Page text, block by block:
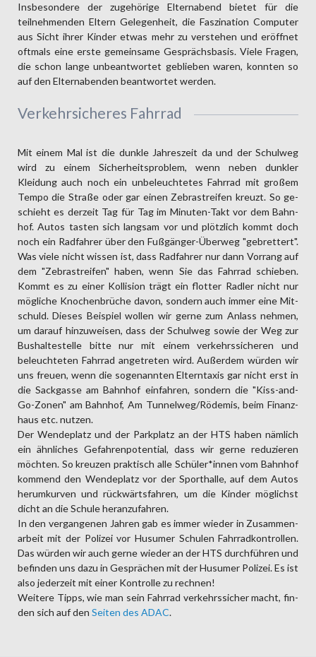
Insbesondere der zugehörige Elternabend bietet für die
teilnehmenden Eltern Gelegenheit, die Faszination Computer
aus Sicht ihrer Kinder etwas mehr zu verstehen und eröffnet
oftmals eine erste gemeinsame Gesprächsbasis. Viele Fragen,
die schon lange unbeantwortet geblieben waren, konnten so
auf den Elternabenden beantwortet werden.
Verkehrsicheres Fahrrad
Mit einem Mal ist die dunkle Jahres­zeit da und der Schul­weg
wird zu einem Sicher­heits­problem, wenn neben dunkler
Kleidung auch noch ein unbe­leuch­tetes Fahr­rad mit großem
Tempo die Straße oder gar einen Zebra­streifen kreuzt. So ge­
schieht es der­zeit Tag für Tag im Minuten-Takt vor dem Bahn­
hof. Autos tasten sich lang­sam vor und plötz­lich kommt doch
noch ein Rad­fahrer über den Fuß­gänger-Über­weg "gebrettert".
Was viele nicht wissen ist, dass Rad­fahrer nur dann Vor­rang auf
dem "Zebra­streifen" haben, wenn Sie das Fahr­rad schie­ben.
Kommt es zu einer Kollision trägt ein flotter Rad­ler nicht nur
mög­liche Knochen­brüche davon, sondern auch immer eine Mit­
schuld. Dieses Bei­spiel wollen wir gerne zum An­lass nehmen,
um darauf hinzu­weisen, dass der Schul­weg sowie der Weg zur
Bus­halte­stelle bitte nur mit einem verkehrs­sicheren und
beleuch­teten Fahr­rad ange­treten wird. Außer­dem würden wir
uns freuen, wenn die soge­nannten Eltern­taxis gar nicht erst in
die Sack­gasse am Bahn­hof ein­fahren, sondern die "Kiss-and-
Go-Zonen" am Bahn­hof, Am Tunnel­weg/Rödemis, beim Finanz­
haus etc. nutzen.
Der Wende­platz und der Park­platz an der HTS haben nämlich
ein ähn­liches Gefahren­potential, dass wir gerne redu­zieren
möchten. So kreuzen prak­tisch alle Schüler*­innen vom Bahn­hof
kommend den Wende­platz vor der Sport­halle, auf dem Autos
herum­kurven und rück­wärts­fahren, um die Kinder mög­lichst
dicht an die Schule heran­zufahren.
In den ver­gangenen Jahren gab es immer wieder in Zu­sammen­
arbeit mit der Polizei vor Husumer Schulen Fahrrad­kontrollen.
Das würden wir auch gerne wieder an der HTS durch­führen und
be­finden uns dazu in Gesprä­chen mit der Husumer Poli­zei. Es ist
also jeder­zeit mit einer Kon­trolle zu rechnen!
Weitere Tipps, wie man sein Fahrrad verkehrs­sicher macht, fin­
den sich auf den Seiten des ADAC.